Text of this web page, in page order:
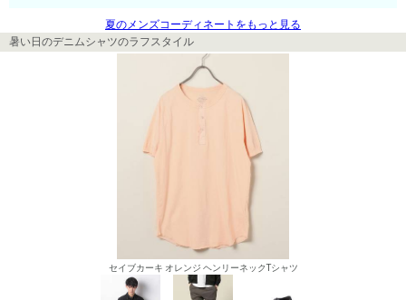
夏のメンズコーディネートをもっと見る
暑い日のデニムシャツのラフスタイル
セイブカーキ オレンジ ヘンリーネックTシャツ